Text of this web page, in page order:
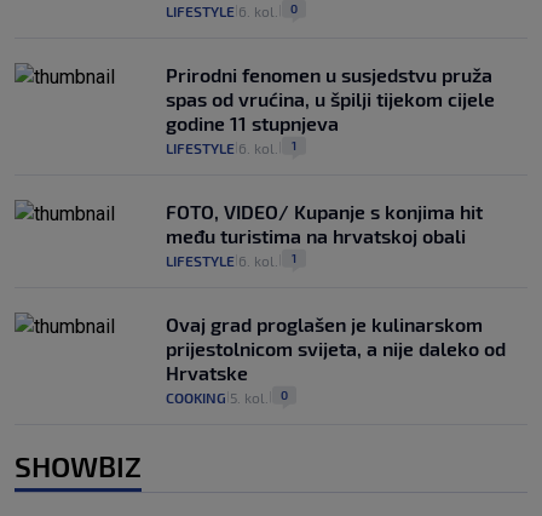
LIFESTYLE 6. kol. 0
Prirodni fenomen u susjedstvu pruža
spas od vrućina, u špilji tijekom cijele
godine 11 stupnjeva
LIFESTYLE 6. kol. 1
FOTO, VIDEO/ Kupanje s konjima hit
među turistima na hrvatskoj obali
LIFESTYLE 6. kol. 1
Ovaj grad proglašen je kulinarskom
prijestolnicom svijeta, a nije daleko od
Hrvatske
COOKING 5. kol. 0
SHOWBIZ